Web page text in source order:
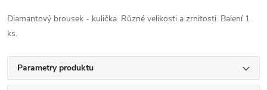
Diamantový brousek - kulička. Různé velikosti a zrnitosti. Balení 1
ks.
Parametry produktu